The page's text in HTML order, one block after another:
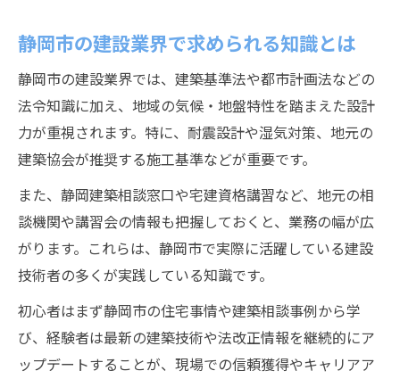
静岡市の建設業界で求められる知識とは
静岡市の建設業界では、建築基準法や都市計画法などの
法令知識に加え、地域の気候・地盤特性を踏まえた設計
力が重視されます。特に、耐震設計や湿気対策、地元の
建築協会が推奨する施工基準などが重要です。
また、静岡建築相談窓口や宅建資格講習など、地元の相
談機関や講習会の情報も把握しておくと、業務の幅が広
がります。これらは、静岡市で実際に活躍している建設
技術者の多くが実践している知識です。
初心者はまず静岡市の住宅事情や建築相談事例から学
び、経験者は最新の建築技術や法改正情報を継続的にア
ップデートすることが、現場での信頼獲得やキャリアア